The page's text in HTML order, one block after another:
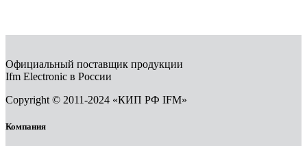
Официальный поставщик продукции
Ifm Electronic в России
Copyright © 2011-2024 «КИП РФ IFM»
Компания